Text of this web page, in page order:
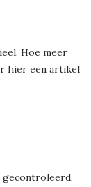
Hoe meer
hier een artikel
gecontroleerd,